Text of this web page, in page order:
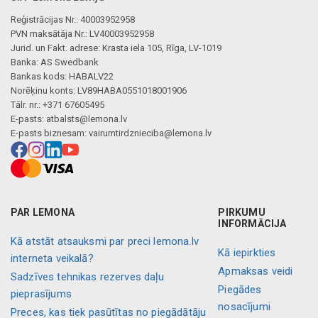
Reģistrācijas Nr.: 40003952958
PVN maksātāja Nr.: LV40003952958
Jurid. un Fakt. adrese: Krasta iela 105, Rīga, LV-1019
Banka: AS Swedbank
Bankas kods: HABALV22
Norēķinu konts: LV89HABA0551018001906
Tālr. nr.: +371 67605495
E-pasts: atbalsts@lemona.lv
E-pasts biznesam: vairumtirdznieciba@lemona.lv
PAR LEMONA
Kā atstāt atsauksmi par preci lemona.lv
interneta veikalā?
Sadzīves tehnikas rezerves daļu
pieprasījums
Preces, kas tiek pasūtītas no piegādātāju
PIRKUMU
INFORMĀCIJA
Kā iepirkties
Apmaksas veidi
Piegādes
nosacījumi